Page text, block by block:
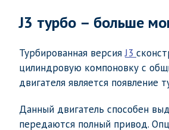
J3 турбо – больше
Турбированная версияJ3
цилиндровую компоновку с
двигателя является появление
Данный двигатель способен
передаются полный привод.